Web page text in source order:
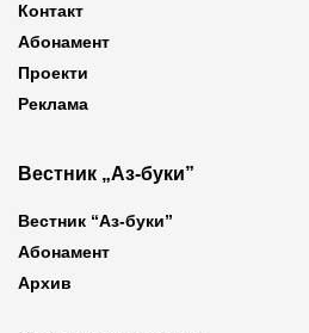
Контакт
Абонамент
Проекти
Реклама
Вестник „Аз-буки”
Вестник “Аз-буки”
Абонамент
Архив